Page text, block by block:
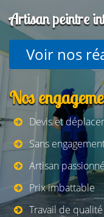
Artisan peintre
Voir nos
Nos
Devis et
Sans
Artisan passionné
Prix imbattable
Travail de qualité